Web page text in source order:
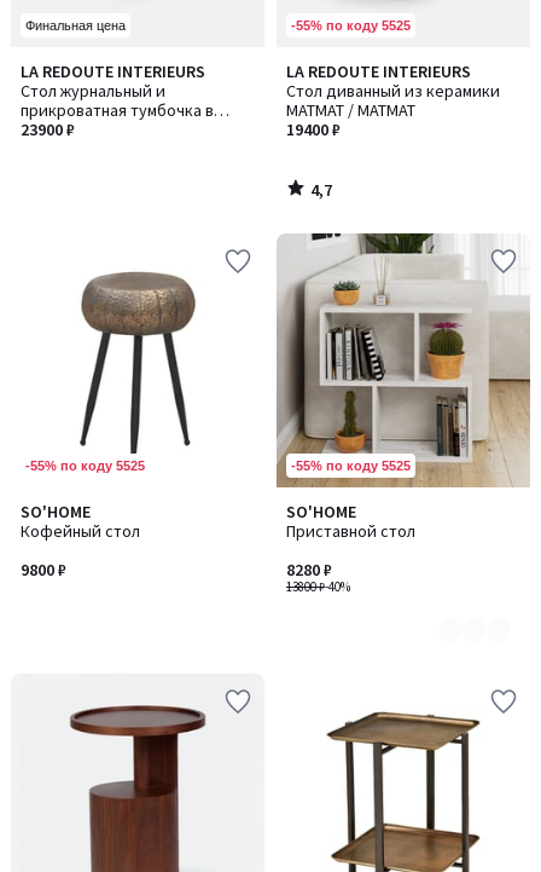
Финальная цена
LA REDOUTE INTERIEURS
Стол журнальный и
прикроватная тумбочка в
форме цветка из керамики,
23900 ₽
-55% по коду 5525
LA REDOUTE INTERIEURS
Стол диванный из керамики
MATMAT / МАТМАТ
19400 ₽
4,7
/ 5
4,7
/
-55% по коду 5525
SO'HOME
Кофейный стол
9800 ₽
-55% по коду 5525
SO'HOME
Приставной стол
13800 ₽-40%
8280 ₽
Количество
цветов:
2